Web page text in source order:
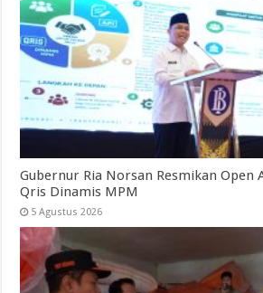
Gubernur Ria Norsan Resmikan Open
Qris Dinamis MPM
5 Agustus 2026